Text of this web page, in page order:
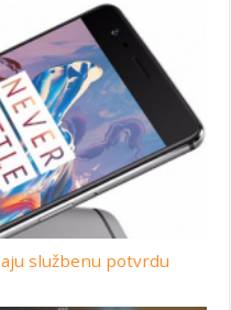
službenu potvrdu